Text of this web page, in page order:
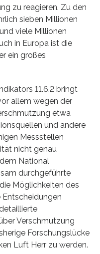
zu reagieren. Zu den
sieben Millionen
viele Millionen
in Europa ist die
ein großes
11.6.2 bringt
allem wegen der
etwa
und andere
Messstellen
nicht genau
National
durchgeführte
Möglichkeiten des
Entscheidungen
Verschmutzung
Forschungslücke
Luft Herr zu werden.